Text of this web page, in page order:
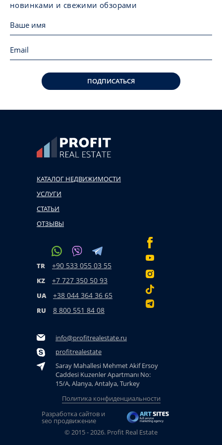
новинками и свежими обзорами
ПОДПИСАТЬСЯ
КАТАЛОГ НЕДВИЖИМОСТИ
УСЛУГИ
СТАТЬИ
ОТЗЫВЫ
TR +90 533 055 03 55
KZ +7 727 350 50 93
UA +38 044 364 36 65
RU 8 800 551 84 08
info@profitrealestate.ru
profitrealestate
Saray Mahallesi Mehmet Akif Ersoy
Caddesi Kuzenler Apartmanı No:
15/A, Alanya, Antalya, Turkey
© 2015 - 2026. Profit Real Estate
Политика конфиденциальности
Разработка сайтов и
seo продвижение